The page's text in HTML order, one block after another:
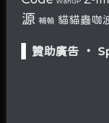
源 補幀 貓貓蟲咖
贊助廣告 ‧